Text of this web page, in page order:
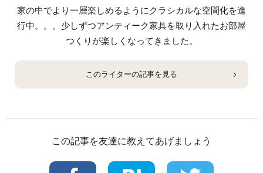
このライターの記事を見る
家の中でより一層楽しめるようにクラシカルな空間化を進
行中。。。少しずつアンティーク家具を取り入れたお部屋
つくりが楽しくなってきました。
この記事を友達に教えてあげましょう